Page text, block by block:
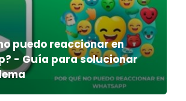
puedo reaccionar en
- Guía para solucionar